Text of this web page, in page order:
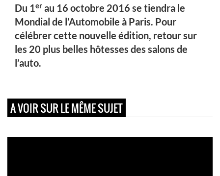
Du 1er au 16 octobre 2016 se tiendra le
Mondial de l’Automobile à Paris. Pour
célébrer cette nouvelle édition, retour sur
les 20 plus belles hôtesses des salons de
l’auto.
A VOIR SUR LE MÊME SUJET